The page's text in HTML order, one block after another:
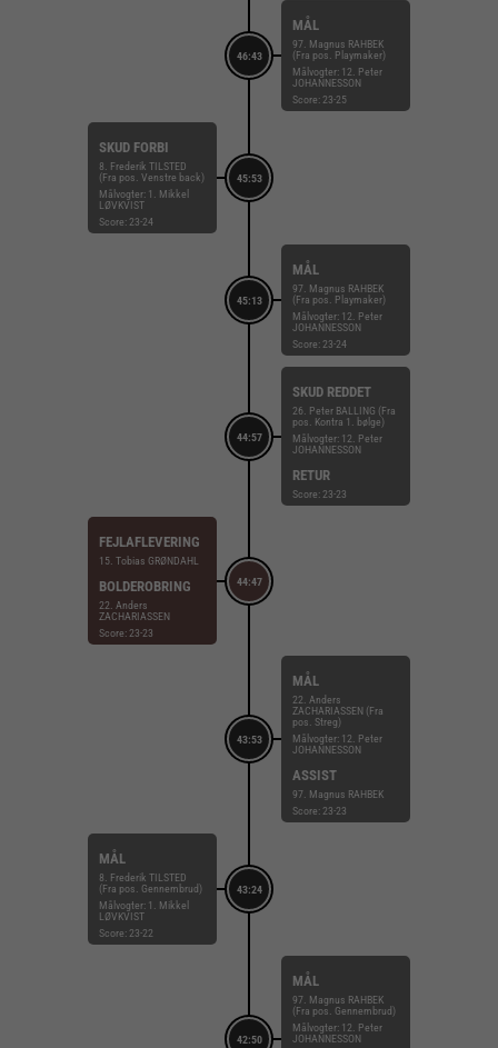
46:43
MÅL
97. Magnus RAHBEK
(Fra pos. Playmaker)
Målvogter: 12. Peter
JOHANNESSON
Score: 23-25
45:53
SKUD FORBI
8. Frederik TILSTED
(Fra pos. Venstre back)
Målvogter: 1. Mikkel
LØVKVIST
Score: 23-24
45:13
MÅL
97. Magnus RAHBEK
(Fra pos. Playmaker)
Målvogter: 12. Peter
JOHANNESSON
Score: 23-24
44:57
SKUD REDDET
26. Peter BALLING (Fra
pos. Kontra 1. bølge)
Målvogter: 12. Peter
JOHANNESSON
RETUR
Score: 23-23
44:47
FEJLAFLEVERING
15. Tobias GRØNDAHL
BOLDEROBRING
22. Anders
ZACHARIASSEN
Score: 23-23
43:53
MÅL
22. Anders
ZACHARIASSEN (Fra
pos. Streg)
Målvogter: 12. Peter
JOHANNESSON
ASSIST
97. Magnus RAHBEK
Score: 23-23
43:24
MÅL
8. Frederik TILSTED
(Fra pos. Gennembrud)
Målvogter: 1. Mikkel
LØVKVIST
Score: 23-22
42:50
MÅL
97. Magnus RAHBEK
(Fra pos. Gennembrud)
Målvogter: 12. Peter
JOHANNESSON